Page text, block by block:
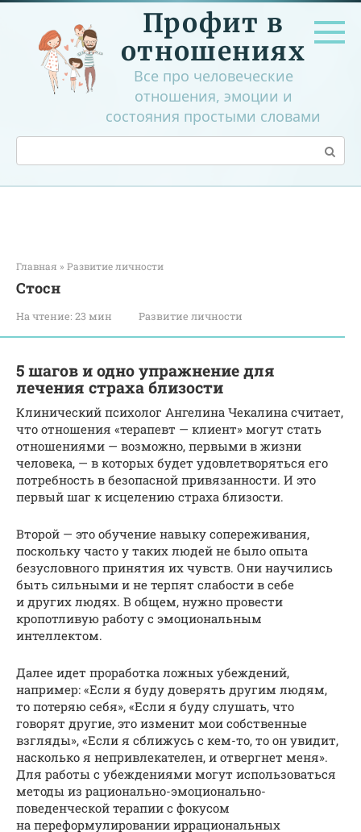
Перейти
контенту
Профит в
отношениях
Все про человеческие
отношения, эмоции и
состояния простыми словами
Поиск:
Главная » Развитие личности
Стосн
На чтение: 23 мин Развитие личности
5 шагов и одно упражнение для
лечения страха близости
Клинический психолог Ангелина Чекалина считает,
что отношения «терапевт — клиент» могут стать
отношениями — возможно, первыми в жизни
человека, — в которых будет удовлетворяться его
потребность в безопасной привязанности. И это
первый шаг к исцелению страха близости.
Второй — это обучение навыку сопереживания,
поскольку часто у таких людей не было опыта
безусловного принятия их чувств. Они научились
быть сильными и не терпят слабости в себе
и других людях. В общем, нужно провести
кропотливую работу с эмоциональным
интеллектом.
Далее идет проработка ложных убеждений,
например: «Если я буду доверять другим людям,
то потеряю себя», «Если я буду слушать, что
говорят другие, это изменит мои собственные
взгляды», «Если я сближусь с кем-то, то он увидит,
насколько я непривлекателен, и отвергнет меня».
Для работы с убеждениями могут использоваться
методы из рационально-эмоционально-
поведенческой терапии с фокусом
на переформулировании иррациональных